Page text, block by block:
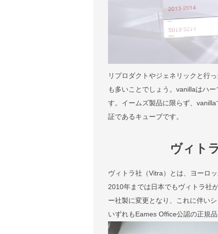
リプロダクトやジェネリックと行
も多いことでしょう。vanillaはハ
す。イームズ製品に限らず、
証であるキューブです。
ヴィト
ヴィトラ社（Vitra）とは、ヨーロ
2010年までは日本でもヴィトラ社
ー社製に変更となり、これに伴い
いずれもEames Office公認の正規